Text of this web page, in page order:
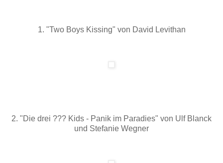
1. "Two Boys Kissing" von David Levithan
2. "Die drei ??? Kids - Panik im Paradies" von Ulf Blanck
und Stefanie Wegner